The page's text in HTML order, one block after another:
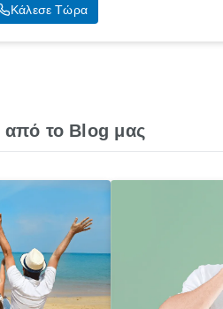
Κάλεσε Τώρα
από το Blog μας